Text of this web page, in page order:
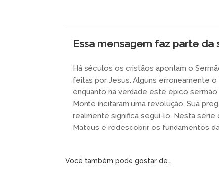
Essa mensagem faz parte da
Há séculos os cristãos apontam o
feitas por Jesus. Alguns erroneamente
enquanto na verdade este épico sermão
Monte incitaram uma revolução. Sua
realmente significa segui-lo. Nesta
Mateus e redescobrir os fundamentos
Você também pode gostar de…